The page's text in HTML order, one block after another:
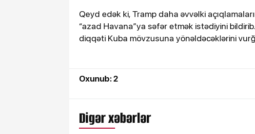
Qeyd edək ki, Tramp daha əvvəlki
“azad Havana”ya səfər etmək istədiyini
diqqəti Kuba mövzusuna yönəldəcəklərini
Oxunub: 2
Digər xəbərlər